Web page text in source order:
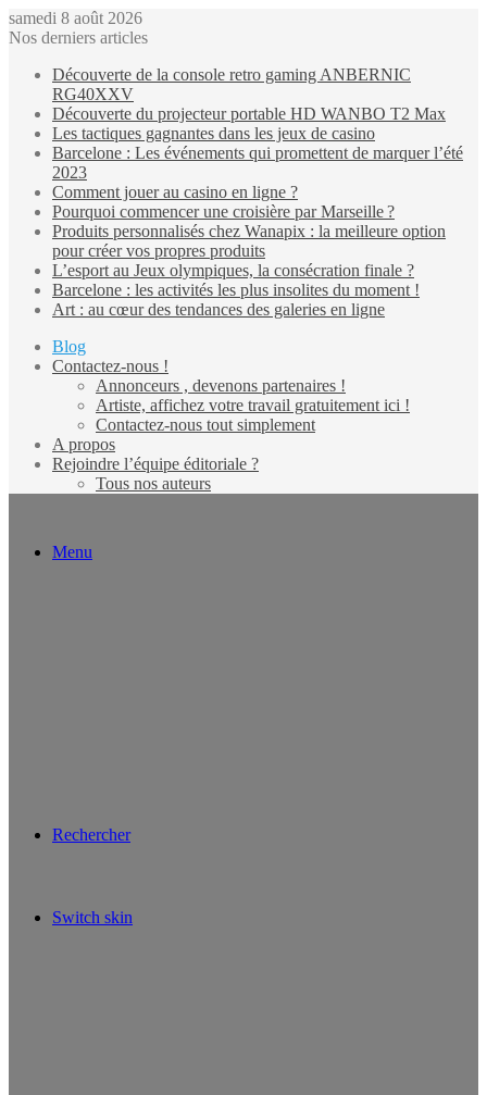
samedi 8 août 2026
Nos derniers articles
Découverte de la console retro gaming ANBERNIC
RG40XXV
Découverte du projecteur portable HD WANBO T2 Max
Les tactiques gagnantes dans les jeux de casino
Barcelone : Les événements qui promettent de marquer l’été
2023
Comment jouer au casino en ligne ?
Pourquoi commencer une croisière par Marseille ?
Produits personnalisés chez Wanapix : la meilleure option
pour créer vos propres produits
L’esport au Jeux olympiques, la consécration finale ?
Barcelone : les activités les plus insolites du moment !
Art : au cœur des tendances des galeries en ligne
Blog
Contactez-nous !
Annonceurs , devenons partenaires !
Artiste, affichez votre travail gratuitement ici !
Contactez-nous tout simplement
A propos
Rejoindre l’équipe éditoriale ?
Tous nos auteurs
Menu
Rechercher
Switch skin